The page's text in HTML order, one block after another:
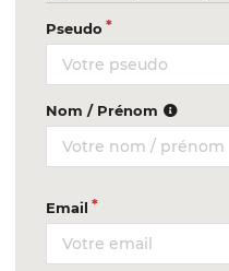
Pseudo
Nom / Prénom
Email